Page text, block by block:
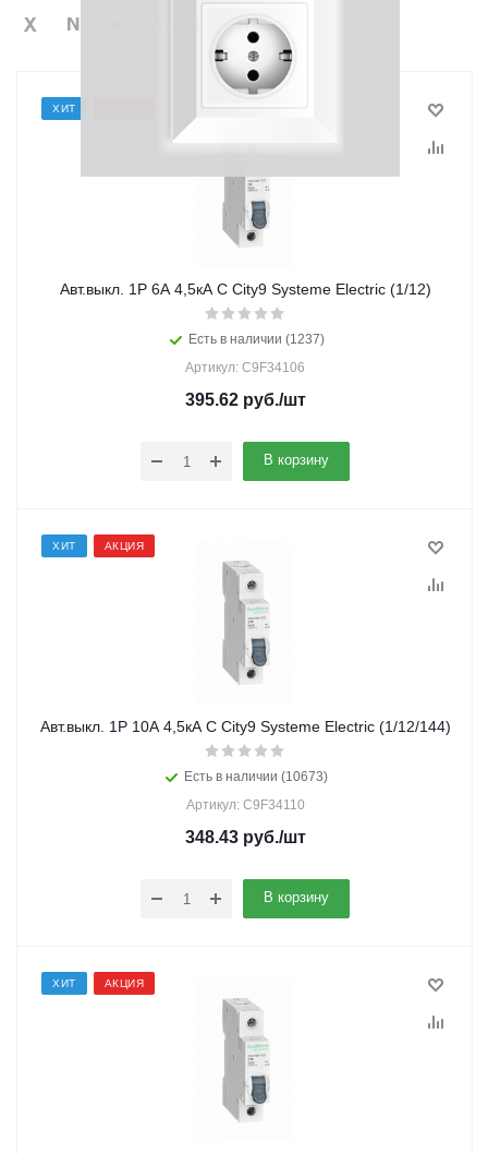
ХИТ
Авт.выкл. 1Р 6А 4,5кА С City9 Systeme Electric (1/12)
Есть в наличии (1237)
Артикул: C9F34106
395.62руб./шт
В корзину
ХИТ АКЦИЯ
Авт.выкл. 1Р 10А 4,5кА С City9 Systeme Electric (1/12/144)
Есть в наличии (10673)
Артикул: C9F34110
348.43руб./шт
В корзину
ХИТ АКЦИЯ